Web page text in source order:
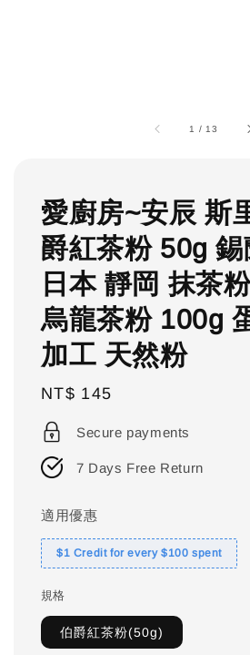
1 /13
愛廚房~安辰 斯
爵紅茶粉 50g
日本 靜岡 抹茶
烏龍茶粉 100g
加工 天然粉
Regular
price
NT$ 145
Secure payments
7 Days Free Return
適用優惠
$1 Credit for every $100 spent
規格
伯爵紅茶粉(50g)